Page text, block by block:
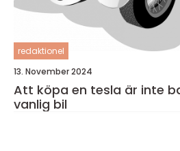
redaktionel
13. November 2024
Att köpa en tesla är inte
vanlig bil